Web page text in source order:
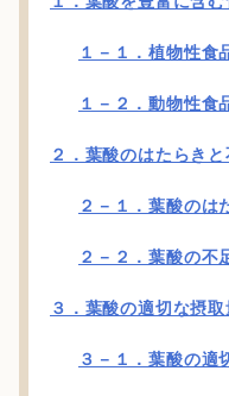
１－１．植物性食
１－２．動物性食
２．葉酸のはたらき
２－１．葉酸のは
２－２．葉酸の不
３．葉酸の適切な摂
３－１．葉酸の適